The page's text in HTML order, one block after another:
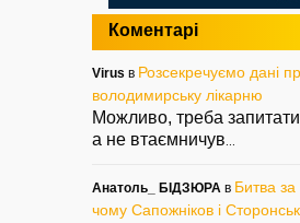
Коментарі
Virus в Розсекречуємо дані
володимирську лікарню
Можливо, треба
а не втаємничув
Анатоль_ БІДЗЮРА в Битва за
чому Сапожніков і